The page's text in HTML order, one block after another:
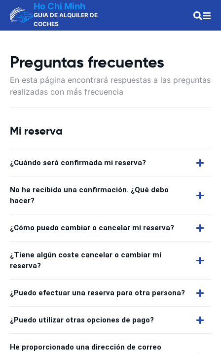
Ho Chi Minh
GUIA DE ALQUILER DE
COCHES
Preguntas frecuentes
En esta página encontrará respuestas a las preguntas
realizadas con más frecuencia
Mi reserva
¿Cuándo será confirmada mi reserva?
No he recibido una confirmación. ¿Qué debo
hacer?
¿Cómo puedo cambiar o cancelar mi reserva?
¿Tiene algún coste cancelar o cambiar mi
reserva?
¿Puedo efectuar una reserva para otra persona?
¿Puedo utilizar otras opciones de pago?
He proporcionado una dirección de correo